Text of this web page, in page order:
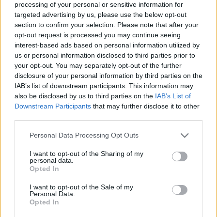
processing of your personal or sensitive information for
targeted advertising by us, please use the below opt-out
section to confirm your selection. Please note that after your
opt-out request is processed you may continue seeing
interest-based ads based on personal information utilized by
us or personal information disclosed to third parties prior to
your opt-out. You may separately opt-out of the further
disclosure of your personal information by third parties on the
IAB’s list of downstream participants. This information may
also be disclosed by us to third parties on the IAB’s List of
Downstream Participants that may further disclose it to other
Please note that this website/app uses one or more Google
not limited to your visit or usage behaviour. You may click to
grant or deny consent to Google and its third-party tags to
use your data for below specified purposes in below Google
consent section.
Personal Data Processing Opt Outs
I want to opt-out of the Sharing of my
personal data.
Opted In
I want to opt-out of the Sale of my
Personal Data.
Opted In
különlegesebbé. A különösen gazdag
alapfelszereltség nem csak különösen stílusos
látványt, hanem kivételesen vonzó ár-érték
arányt is jelent. A Cayenne, a Cayenne E-Hybrid
és a Cayenne S Platinum Edition elérhető
hagyományos, illetve Coupé változatban is.
A Cayenne Platinum Edition kifinomult és
exkluzív megjelenésének létrehozásában számos
különböző selyemfényű, platina színű részlet veszi
ki a részét. Az első légbeömlők betétjei, a hátsó
LED-es fényív Porsche felirata, a hátsó
Design keréktárcsák (a Platinum Edition
kiváltságai) mind ezt a színt kapják.